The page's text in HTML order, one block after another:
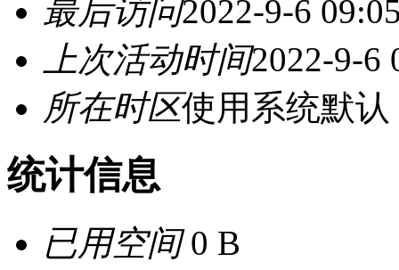
最后访问2022-9-6
上次活动时间2022-9-6
所在时区使用系统默认
统计信息
已用空间0 B